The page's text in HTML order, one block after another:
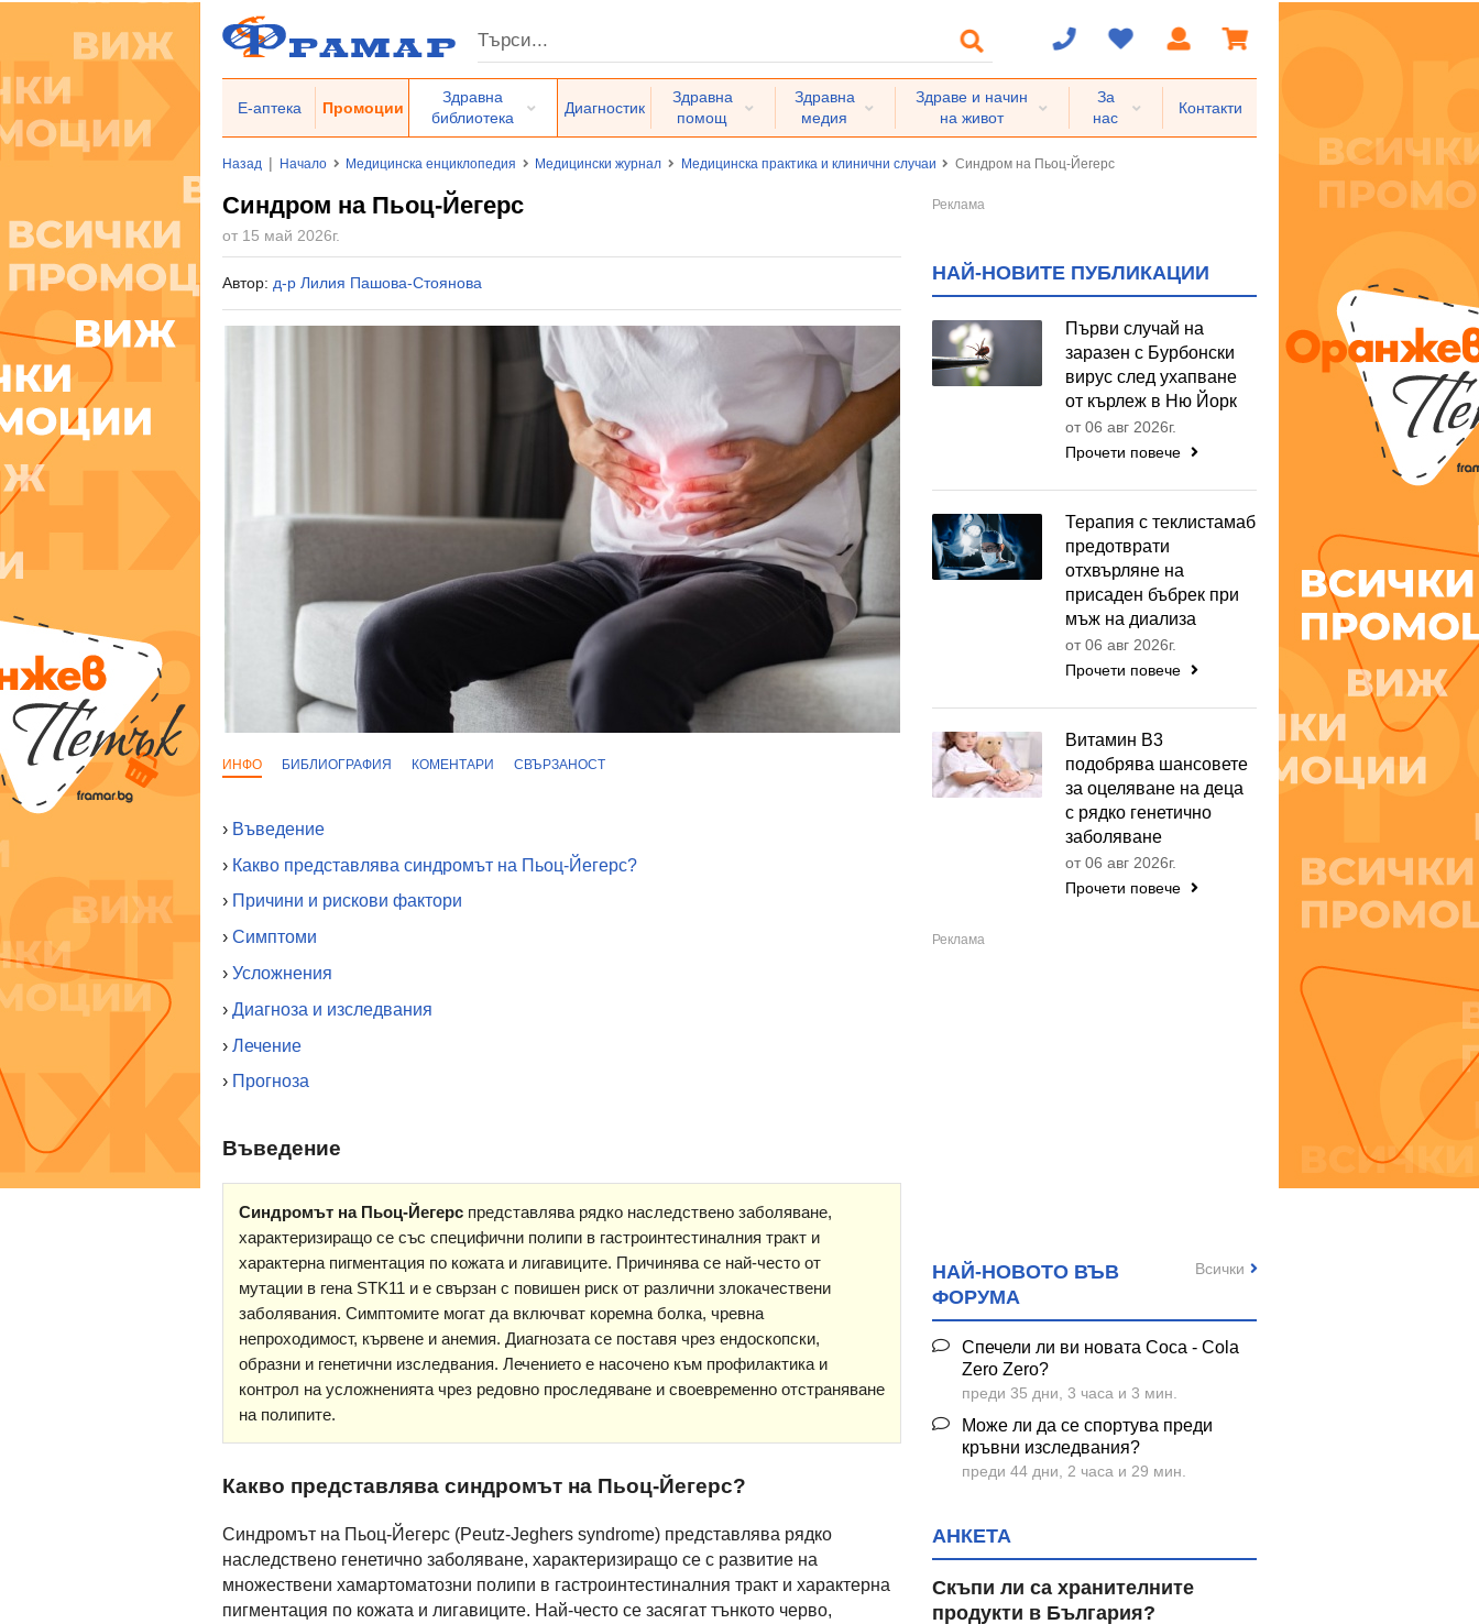
Е-аптека Промоции
Здравна
библиотека
Диагностик
Здравна
помощ
Здравна
медия
Здраве и начин
на живот
За
нас
Контакти
Назад | Начало Медицинска енциклопедия Медицински журнал Медицинска практика и клинични случаи Синдром на Пьоц-Йегерс
Синдром на Пьоц-Йегерс
от 15 май 2026г.
Автор: д-р Лилия Пашова-Стоянова
ИНФО БИБЛИОГРАФИЯ КОМЕНТАРИ СВЪРЗАНОСТ
› Въведение
› Какво представлява синдромът на Пьоц-Йегерс?
› Причини и рискови фактори
› Симптоми
› Усложнения
› Диагноза и изследвания
› Лечение
› Прогноза
Въведение
Синдромът на Пьоц-Йегерс представлява рядко наследствено заболяване,
характеризиращо се със специфични полипи в гастроинтестиналния тракт и
характерна пигментация по кожата и лигавиците. Причинява се най-често от
мутации в гена STK11 и е свързан с повишен риск от различни злокачествени
заболявания. Симптомите могат да включват коремна болка, чревна
непроходимост, кървене и анемия. Диагнозата се поставя чрез ендоскопски,
образни и генетични изследвания. Лечението е насочено към профилактика и
контрол на усложненията чрез редовно проследяване и своевременно отстраняване
на полипите.
Какво представлява синдромът на Пьоц-Йегерс?
Синдромът на Пьоц-Йегерс (Peutz-Jeghers syndrome) представлява рядко
наследствено генетично заболяване, характеризиращо се с развитие на
множествени хамартоматозни полипи в гастроинтестиналния тракт и характерна
пигментация по кожата и лигавиците. Най-често се засягат тънкото черво,
НАЙ-НОВИТЕ ПУБЛИКАЦИИ
Първи случай на
заразен с Бурбонски
вирус след ухапване
от кърлеж в Ню Йорк
от 06 авг 2026г.
Прочети повече
Терапия с теклистамаб
предотврати
отхвърляне на
присаден бъбрек при
мъж на диализа
от 06 авг 2026г.
Прочети повече
Витамин B3
подобрява шансовете
за оцеляване на деца
с рядко генетично
заболяване
от 06 авг 2026г.
Прочети повече
НАЙ-НОВОТО ВЪВ
ФОРУМА
Спечели ли ви новата Coca - Cola
Zero Zero?
преди 35 дни, 3 часа и 3 мин.
Може ли да се спортува преди
кръвни изследвания?
преди 44 дни, 2 часа и 29 мин.
Всички
АНКЕТА
Скъпи ли са хранителните
продукти в България?